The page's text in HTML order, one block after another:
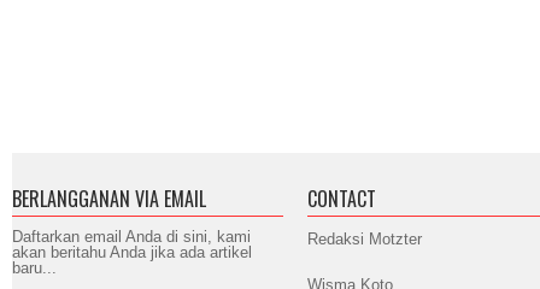
BERLANGGANAN VIA EMAIL
Daftarkan email Anda di sini, kami
akan beritahu Anda jika ada artikel
baru...
CONTACT
Redaksi Motzter
Wisma Koto